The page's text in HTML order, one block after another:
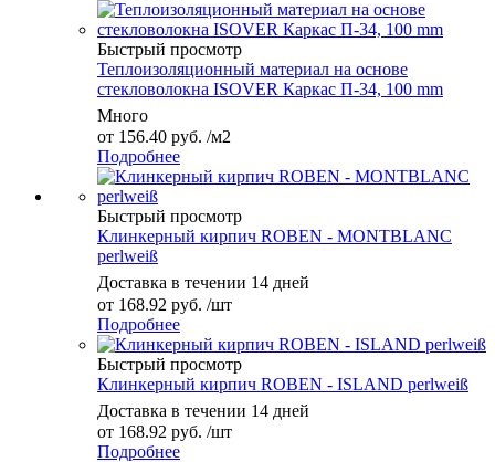
Быстрый просмотр
Теплоизоляционный материал на основе
стекловолокна ISOVER Каркас П-34, 100 mm
Много
от 156.40 руб. /м2
Подробнее
Быстрый просмотр
Клинкерный кирпич ROBEN - MONTBLANC
perlweiß
Доставка в течении 14 дней
от 168.92 руб. /шт
Подробнее
Быстрый просмотр
Клинкерный кирпич ROBEN - ISLAND perlweiß
Доставка в течении 14 дней
от 168.92 руб. /шт
Подробнее